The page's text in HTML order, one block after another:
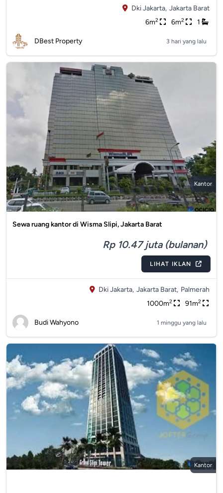
Dki Jakarta, Jakarta Barat
6m2 6m2 1
DBest Property 3 hari yang lalu
Kantor
Sewa ruang kantor di Wisma Slipi, Jakarta Barat
Rp 10.47 juta (bulanan)
LIHAT IKLAN
Dki Jakarta, Jakarta Barat, Palmerah
1000m2 91m2
Budi Wahyono 1 minggu yang lalu
Kantor